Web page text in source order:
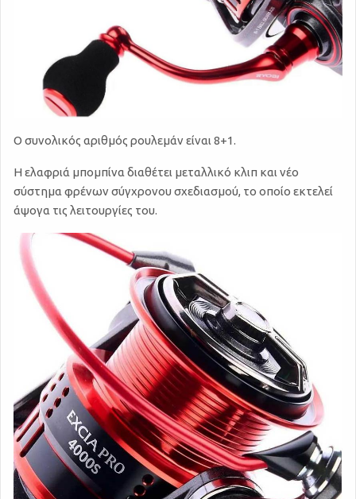
Ο συνολικός αριθμός ρουλεμάν είναι 8+1.
Η ελαφριά μπομπίνα διαθέτει μεταλλικό κλιπ και νέο
σύστημα φρένων σύγχρονου σχεδιασμού, το οποίο εκτελεί
άψογα τις λειτουργίες του.